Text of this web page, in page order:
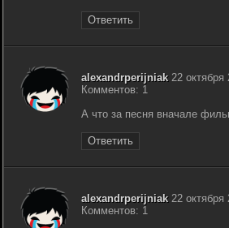
Ответить
alexandrperijniak22 октября
Комментов: 1
А что за песня вначале
Ответить
alexandrperijniak22 октября
Комментов: 1